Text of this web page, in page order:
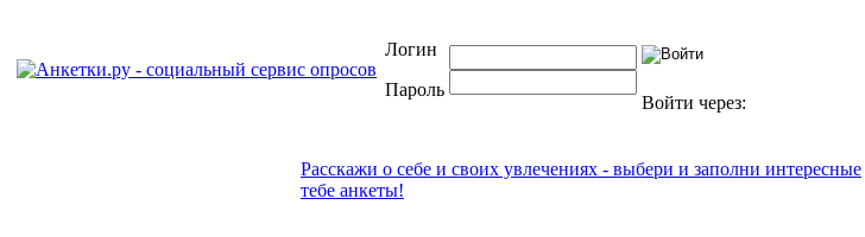
Логин
Пароль
Войти через:
Расскажи о себе и своих увлечениях - выбери и заполни интересные
тебе анкеты!